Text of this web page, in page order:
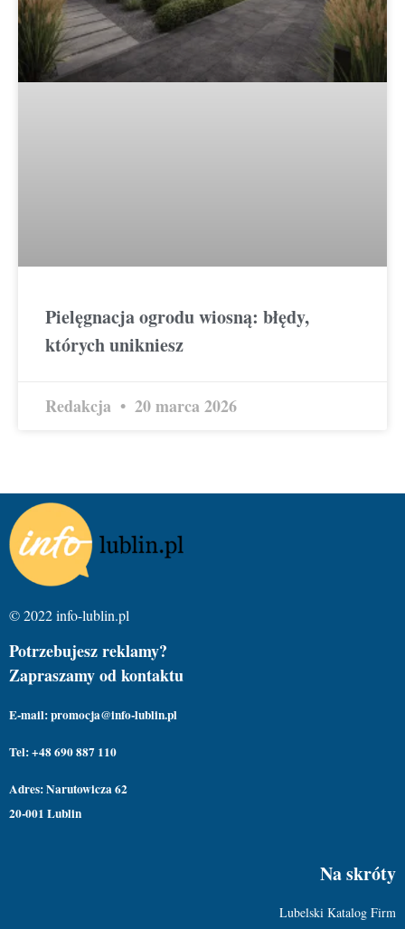
Pielęgnacja ogrodu wiosną: błędy,
których unikniesz
Redakcja 20 marca 2026
© 2022 info-lublin.pl
Potrzebujesz reklamy?
Zapraszamy od kontaktu
E-mail: promocja@info-lublin.pl
Tel: +48 690 887 110
Adres: Narutowicza 62
20-001 Lublin
Na skróty
Lubelski Katalog Firm